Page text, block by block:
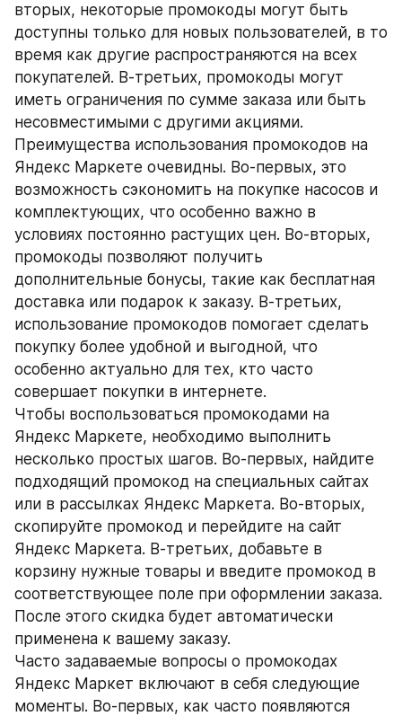
вторых, некоторые промокоды могут быть
доступны только для новых пользователей, в то
время как другие распространяются на всех
покупателей. В-третьих, промокоды могут
иметь ограничения по сумме заказа или быть
несовместимыми с другими акциями.
Преимущества использования промокодов на
Яндекс Маркете очевидны. Во-первых, это
возможность сэкономить на покупке насосов и
комплектующих, что особенно важно в
условиях постоянно растущих цен. Во-вторых,
промокоды позволяют получить
дополнительные бонусы, такие как бесплатная
доставка или подарок к заказу. В-третьих,
использование промокодов помогает сделать
покупку более удобной и выгодной, что
особенно актуально для тех, кто часто
совершает покупки в интернете.
Чтобы воспользоваться промокодами на
Яндекс Маркете, необходимо выполнить
несколько простых шагов. Во-первых, найдите
подходящий промокод на специальных сайтах
или в рассылках Яндекс Маркета. Во-вторых,
скопируйте промокод и перейдите на сайт
Яндекс Маркета. В-третьих, добавьте в
корзину нужные товары и введите промокод в
соответствующее поле при оформлении заказа.
После этого скидка будет автоматически
применена к вашему заказу.
Часто задаваемые вопросы о промокодах
Яндекс Маркет включают в себя следующие
моменты. Во-первых, как часто появляются